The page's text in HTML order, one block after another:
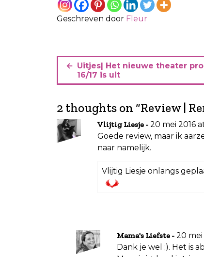
Geschreven door Fleur
i
c
h
Uitjes| Het nieuwe theater
16/17 is uit
2 thoughts on “Review |
Vlijtig Liesje
20 mei 2016 at
Goede review, maar ik
naar namelijk.
Vlijtig Liesje onlangs
Mama's Liefste
20 mei
Dank je wel ;). Het is